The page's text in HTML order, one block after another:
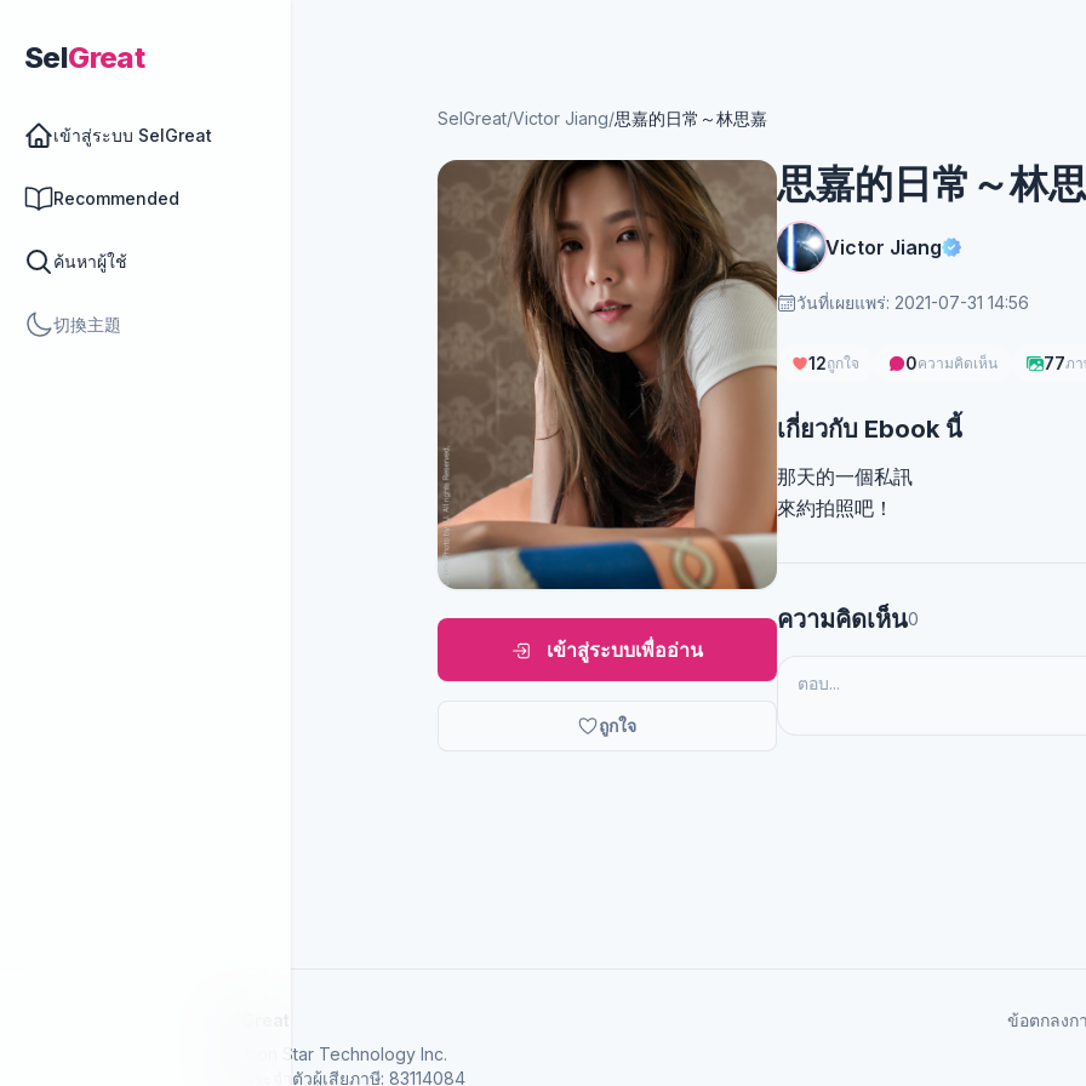
SelGreat
เข้าสู่ระบบ SelGreat
Recommended
ค้นหาผู้ใช้
切換主題
SelGreat/Victor Jiang/思嘉的日常～林思嘉
เข้าสู่ระบบเพื่ออ่าน
ถูกใจ
思嘉的日常～林
Victor Jiang
วันที่เผยแพร่: 2021-07-31 14:56
12ถูกใจ 0ความคิดเห็น 77ภา
เกี่ยวกับ Ebook นี้
那天的一個私訊
來約拍照吧！
ความคิดเห็น0
Neutron Star Technology Inc.
เลขประจำตัวผู้เสียภาษี: 83114084
ข้อตกลงก